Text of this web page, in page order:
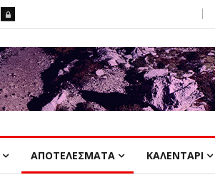
ΑΠΟΤΕΛΕΣΜΑΤΑ ΚΑΛΕΝΤΑΡΙ